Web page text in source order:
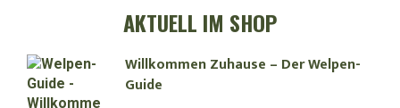
AKTUELL IM SHOP
Willkommen Zuhause – Der Welpen-
Guide